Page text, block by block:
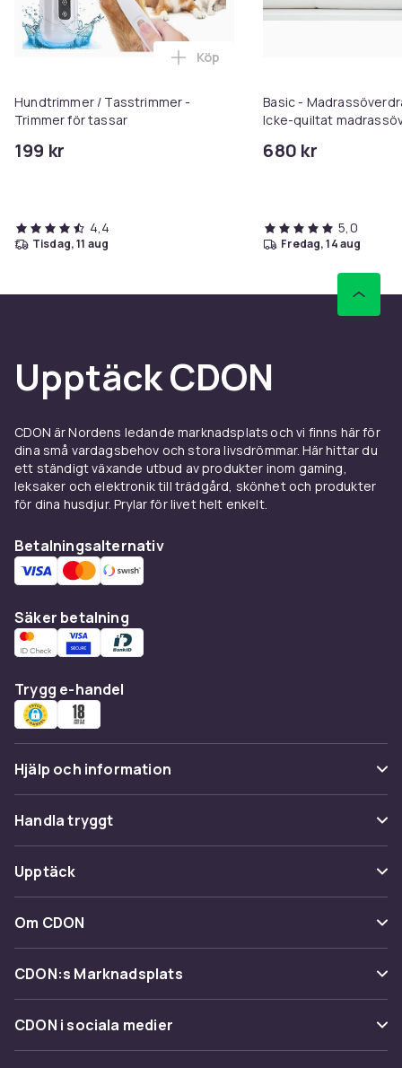
Hundtrimmer / Tasstrimmer -
Trimmer för tassar
199 kr
Lägg till Hundtrimmer /
Köp
4,4
tisdag, 11 aug
Basic -
Icke-quiltat
680 kr
5,0
fredag, 14 aug
Upptäck CDON
CDON är Nordens ledande marknadsplats och vi finns här för
dina små vardagsbehov och stora livsdrömmar. Här hittar du
ett ständigt växande utbud av produkter inom gaming,
leksaker och elektronik till trädgård, skönhet och produkter
för dina husdjur. Prylar för livet helt enkelt.
Betalningsalternativ
Säker betalning
Trygg e-handel
Hjälp och information
Vanliga frågor
Spåra paket
Ångra & Returnera här
Kundservice
Handla tryggt
Betalning
Leverans
Återkallelser
Upptäck
Kategorier
Varumärken
Shopit.se
Om CDON
Om oss
Kundrecensioner
CDON:s Marknadsplats
Sälj på CDON
Bli affiliate
CDON i sociala medier